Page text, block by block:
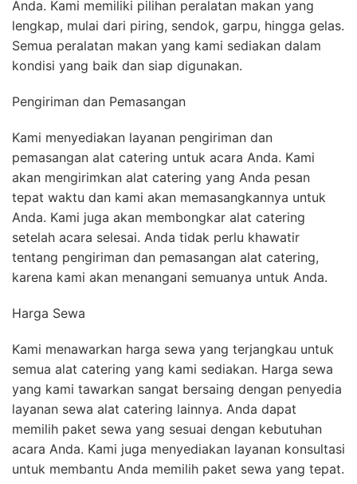
Anda. Kami memiliki pilihan peralatan makan yang
lengkap, mulai dari piring, sendok, garpu, hingga gelas.
Semua peralatan makan yang kami sediakan dalam
kondisi yang baik dan siap digunakan.
Pengiriman dan Pemasangan
Kami menyediakan layanan pengiriman dan
pemasangan alat catering untuk acara Anda. Kami
akan mengirimkan alat catering yang Anda pesan
tepat waktu dan kami akan memasangkannya untuk
Anda. Kami juga akan membongkar alat catering
setelah acara selesai. Anda tidak perlu khawatir
tentang pengiriman dan pemasangan alat catering,
karena kami akan menangani semuanya untuk Anda.
Harga Sewa
Kami menawarkan harga sewa yang terjangkau untuk
semua alat catering yang kami sediakan. Harga sewa
yang kami tawarkan sangat bersaing dengan penyedia
layanan sewa alat catering lainnya. Anda dapat
memilih paket sewa yang sesuai dengan kebutuhan
acara Anda. Kami juga menyediakan layanan konsultasi
untuk membantu Anda memilih paket sewa yang tepat.